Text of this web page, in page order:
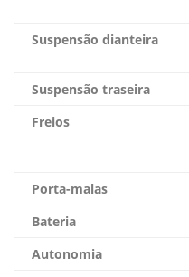
Suspensão dianteira
Suspensão traseira
Freios
Porta-malas
Bateria
Autonomia